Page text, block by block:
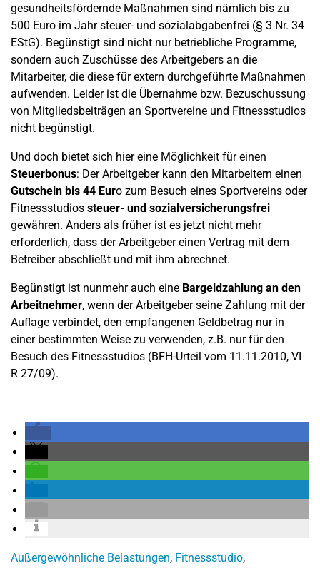
gesundheitsfördernde Maßnahmen sind nämlich bis zu
500 Euro im Jahr steuer- und sozialabgabenfrei (§ 3 Nr. 34
EStG). Begünstigt sind nicht nur betriebliche Programme,
sondern auch Zuschüsse des Arbeitgebers an die
Mitarbeiter, die diese für extern durchgeführte Maßnahmen
aufwenden. Leider ist die Übernahme bzw. Bezuschussung
von Mitgliedsbeiträgen an Sportvereine und Fitnessstudios
nicht begünstigt.
Und doch bietet sich hier eine Möglichkeit für einen
Steuerbonus: Der Arbeitgeber kann den Mitarbeitern einen
Gutschein bis 44 Euro zum Besuch eines Sportvereins oder
Fitnessstudios steuer- und sozialversicherungsfrei
gewähren. Anders als früher ist es jetzt nicht mehr
erforderlich, dass der Arbeitgeber einen Vertrag mit dem
Betreiber abschließt und mit ihm abrechnet.
Begünstigt ist nunmehr auch eine Bargeldzahlung an den
Arbeitnehmer, wenn der Arbeitgeber seine Zahlung mit der
Auflage verbindet, den empfangenen Geldbetrag nur in
einer bestimmten Weise zu verwenden, z.B. nur für den
Besuch des Fitnessstudios (BFH-Urteil vom 11.11.2010, VI
R 27/09).
Außergewöhnliche Belastungen, Fitnessstudio,